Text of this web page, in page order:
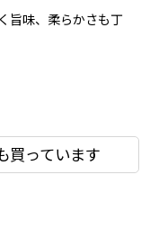
旨味、柔らかさも丁
買っています